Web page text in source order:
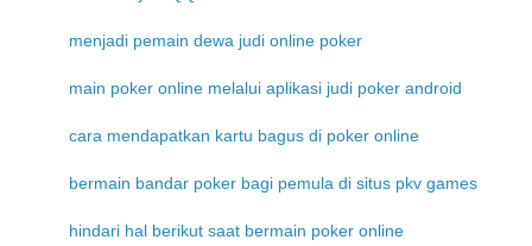
menjadi pemain dewa judi online poker
main poker online melalui aplikasi judi poker android
cara mendapatkan kartu bagus di poker online
bermain bandar poker bagi pemula di situs pkv games
hindari hal berikut saat bermain poker online